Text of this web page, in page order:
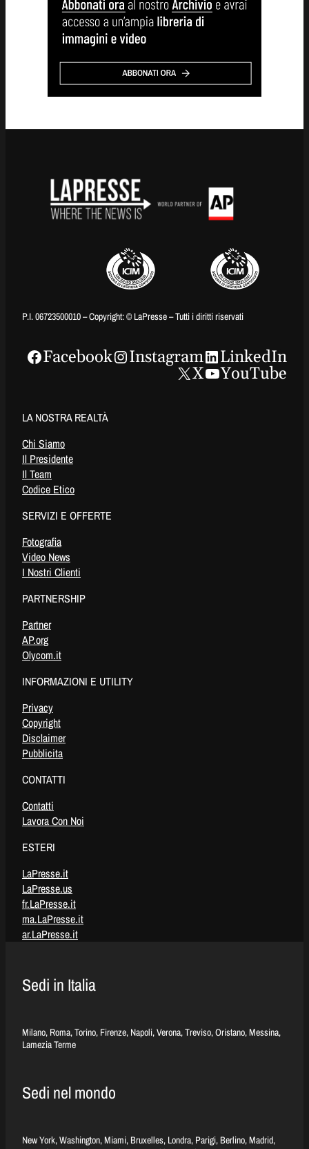
P.I. 06723500010 – Copyright: © LaPresse – Tutti i diritti riservati
Facebook Instagram
LinkedIn
X
YouTube
LA NOSTRA REALTÀ
Chi Siamo
Il Presidente
Il Team
Codice Etico
SERVIZI E OFFERTE
Fotografia
Video News
I Nostri Clienti
PARTNERSHIP
Partner
AP.org
Olycom.it
INFORMAZIONI E UTILITY
Privacy
Copyright
Disclaimer
Pubblicita
CONTATTI
Contatti
Lavora Con Noi
ESTERI
LaPresse.it
LaPresse.us
fr.LaPresse.it
ma.LaPresse.it
ar.LaPresse.it
Sedi in Italia
Milano, Roma, Torino, Firenze, Napoli, Verona, Treviso, Oristano, Messina,
Lamezia Terme
Sedi nel mondo
New York, Washington, Miami, Bruxelles, Londra, Parigi, Berlino, Madrid,